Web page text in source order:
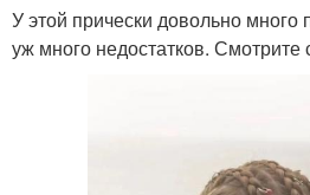
У этой прически довольно много
уж много недостатков. Смотрите